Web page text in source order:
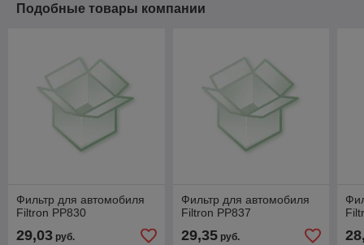
Подобные товары компании
Фильтр для автомобиля
Filtron PP830
29,03 руб.
Фильтр для автомобиля
Filtron PP837
29,35руб.